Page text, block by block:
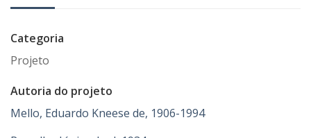
Categoria
Projeto
Autoria do projeto
Mello, Eduardo Kneese de, 1906-1994